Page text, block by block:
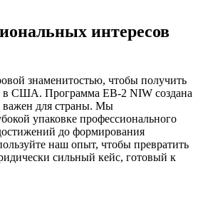
интересов
знаменитостью, чтобы получить
в США. Программа EB-2 NIW создана
важен для страны. Мы
упаковке профессионального
до формирования
наш опыт, чтобы превратить
сильный кейс, готовый к